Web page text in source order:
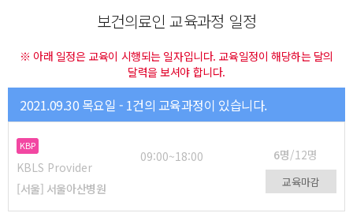
보건의료인 교육과정 일정
※ 아래 일정은 교육이 시행되는 일자입니다. 교육일정이 해당하는 달의
달력을 보셔야 합니다.
2021.09.30 목요일 - 1건의 교육과정이 있습니다.
KBP
KBLS Provider
09:00~18:00 6명/12명
[서울] 서울아산병원 교육마감